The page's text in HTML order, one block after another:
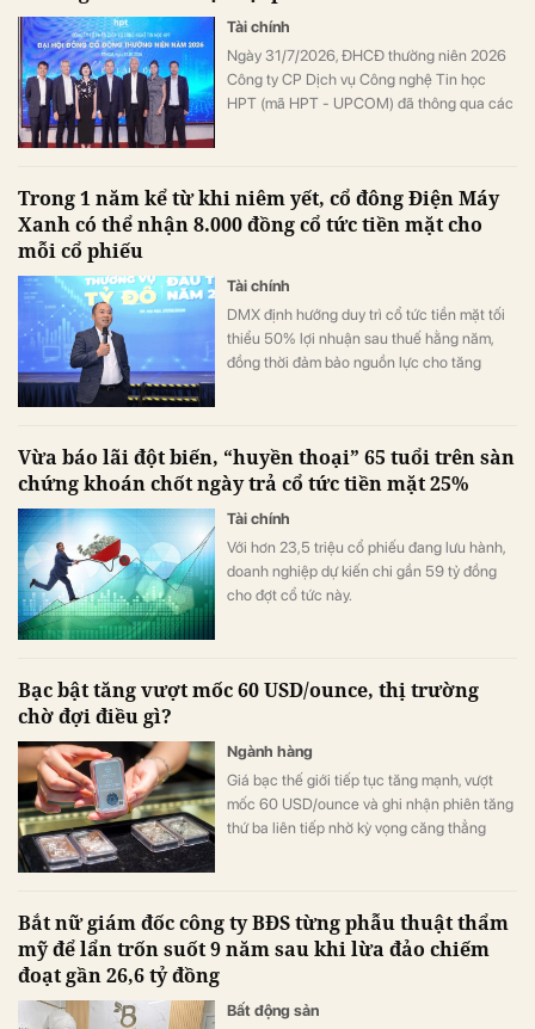
Tài chính
Ngày 31/7/2026, ĐHCĐ thường niên 2026
Công ty CP Dịch vụ Công nghệ Tin học
HPT (mã HPT - UPCOM) đã thông qua các
là 20%, xác định năm 2026 tăng tốc triển
khai Chiến lược Đột phá giai đoạn 2025–
Trong 1 năm kể từ khi niêm yết, cổ đông Điện Máy
Xanh có thể nhận 8.000 đồng cổ tức tiền mặt cho
mỗi cổ phiếu
Tài chính
DMX định hướng duy trì cổ tức tiền mặt tối
thiểu 50% lợi nhuận sau thuế hằng năm,
đồng thời đảm bảo nguồn lực cho tăng
Vừa báo lãi đột biến, “huyền thoại” 65 tuổi trên sàn
chứng khoán chốt ngày trả cổ tức tiền mặt 25%
Tài chính
Với hơn 23,5 triệu cổ phiếu đang lưu hành,
doanh nghiệp dự kiến chi gần 59 tỷ đồng
cho đợt cổ tức này.
Bạc bật tăng vượt mốc 60 USD/ounce, thị trường
chờ đợi điều gì?
Ngành hàng
Giá bạc thế giới tiếp tục tăng mạnh, vượt
mốc 60 USD/ounce và ghi nhận phiên tăng
thứ ba liên tiếp nhờ kỳ vọng căng thẳng
Bắt nữ giám đốc công ty BĐS từng phẫu thuật thẩm
mỹ để lẩn trốn suốt 9 năm sau khi lừa đảo chiếm
đoạt gần 26,6 tỷ đồng
Bất động sản